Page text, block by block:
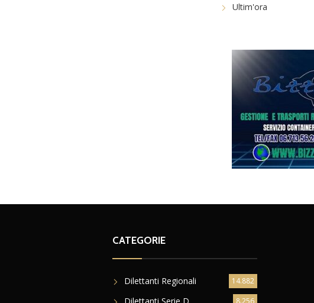
Ultim'ora
CATEGORIE
Dilettanti Regionali 14.882
8.256